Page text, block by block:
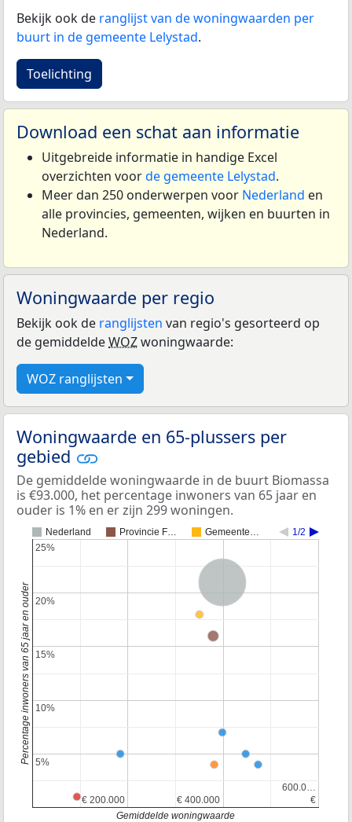
Bekijk ook de ranglijst van de woningwaarden per
buurt in de gemeente Lelystad.
Toelichting
Download een schat aan informatie
Uitgebreide informatie in handige Excel
overzichten voorde gemeente Lelystad.
Meer dan 250 onderwerpen voor Nederland en
alle provincies, gemeenten, wijken en buurten in
Nederland.
Woningwaarde per regio
Bekijk ook de ranglijsten van regio's gesorteerd op
de gemiddeldeWOZwoningwaarde:
WOZ ranglijsten
Woningwaarde en 65-plussers per
gebied
De gemiddelde woningwaarde in de buurt Biomassa
is €93.000, het percentage inwoners van 65 jaar en
ouder is 1% en er zijn 299 woningen.
Nederland Provincie F… Gemeente… 1/2
€ 200.000
€ 200.000 € 400.000
€ 400.000 €
€
600.0…
600.0…
5%
5%
10%
10%
15%
15%
20%
20%
25%
25%
Gemiddelde woningwaarde
Percentage inwoners van 65 jaar en ouder